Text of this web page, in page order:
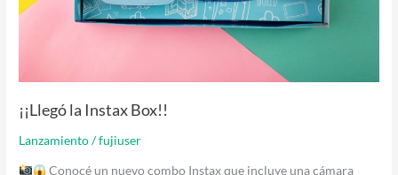
¡¡Llegó la Instax Box!!
Lanzamiento/fujiuser
Conocé un nuevo combo Instax que incluye una cámara